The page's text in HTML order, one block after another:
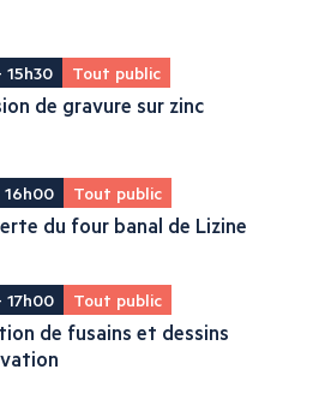
15h30 Tout public
de gravure sur zinc
16h00 Tout public
du four banal de Lizine
17h00 Tout public
de fusains et dessins